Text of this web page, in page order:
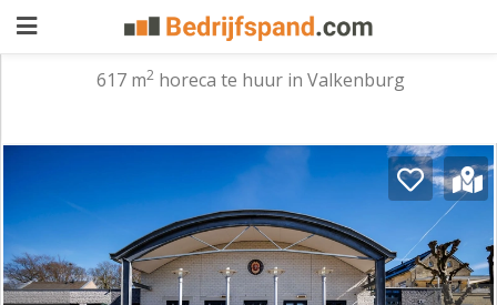
zoeken
Waarom
adverteren
Premium
617 m2 horeca te huur in Valkenburg